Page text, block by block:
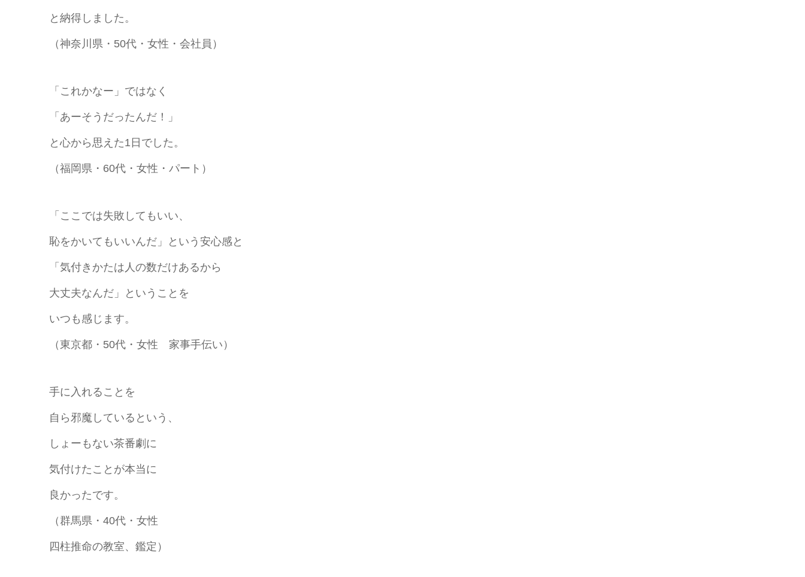
と納得しました。
（神奈川県・50代・女性・会社員）
「これかなー」ではなく
「あーそうだったんだ！」
と心から思えた1日でした。
（福岡県・60代・女性・パート）
「ここでは失敗してもいい、
恥をかいてもいいんだ」という安心感と
「気付きかたは人の数だけあるから
大丈夫なんだ」ということを
いつも感じます。
（東京都・50代・女性 家事手伝い）
手に入れることを
自ら邪魔しているという、
しょーもない茶番劇に
気付けたことが本当に
良かったです。
（群馬県・40代・女性
四柱推命の教室、鑑定）